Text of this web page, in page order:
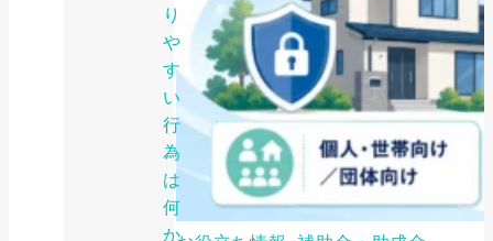
り
や
す
い
行
為
は
何
か